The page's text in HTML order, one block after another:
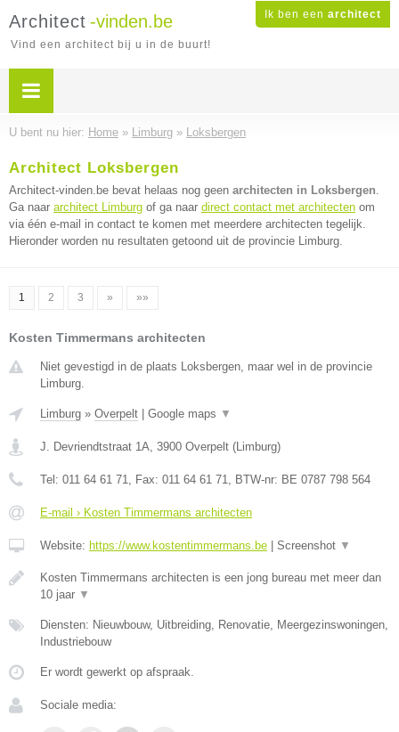
Ik ben een architect
Architect -vinden.be
Vind een architect bij u in de buurt!
U bent nu hier: Home » Limburg » Loksbergen
Architect Loksbergen
Architect-vinden.be bevat helaas nog geen architecten in Loksbergen.
Ga naar architect Limburg of ga naar direct contact met architecten om
via één e-mail in contact te komen met meerdere architecten tegelijk.
Hieronder worden nu resultaten getoond uit de provincie Limburg.
1 2 3 » »»
Kosten Timmermans architecten
Niet gevestigd in de plaats Loksbergen, maar wel in de provincie
Limburg.
Limburg » Overpelt Google maps ▼
J. Devriendtstraat 1A, 3900 Overpelt (Limburg)
Tel: 011 64 61 71, Fax: 011 64 61 71, BTW-nr: BE 0787 798 564
E-mail › Kosten Timmermans architecten
Website: https://www.kostentimmermans.be Screenshot ▼
Kosten Timmermans architecten is een jong bureau met meer dan
10 jaar ▼
Diensten: Nieuwbouw, Uitbreiding, Renovatie, Meergezinswoningen,
Industriebouw
Er wordt gewerkt op afspraak.
Sociale media: